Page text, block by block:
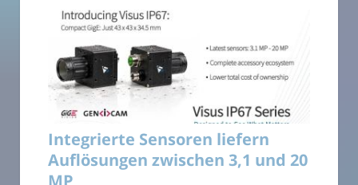
Integrierte Sensoren liefern
Auflösungen zwischen 3,1 und 20